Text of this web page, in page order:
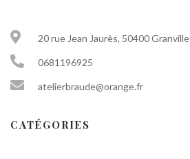
20 rue Jean Jaurès, 50400 Granville
0681196925
atelierbraude@orange.fr
CATÉGORIES